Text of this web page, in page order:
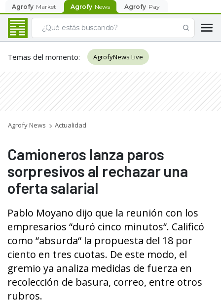
Agrofy Market Agrofy News Agrofy Pay
Temas del momento: AgrofyNews Live
Agrofy News Actualidad
Camioneros lanza paros
sorpresivos al rechazar una
oferta salarial
Pablo Moyano dijo que la reunión con los
empresarios “duró cinco minutos“. Calificó
como “absurda“ la propuesta del 18 por
ciento en tres cuotas. De este modo, el
gremio ya analiza medidas de fuerza en
recolección de basura, correo, entre otros
rubros.